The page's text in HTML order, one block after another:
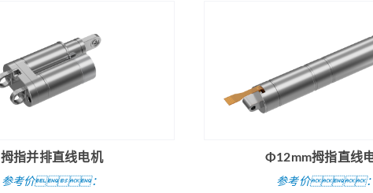
立即
拇指并排直线电机
参考价：
Φ12mm拇指直线
参考价：